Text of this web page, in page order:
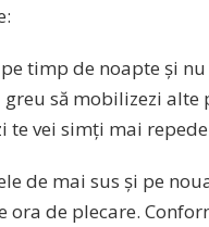
timp de noapte și
greu să mobilizezi alte
te vei simți mai
de mai sus și pe
ora de plecare.